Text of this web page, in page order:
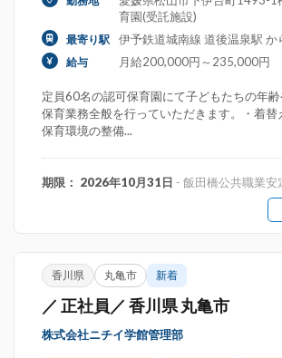
育園(受託施設)
最寄り駅 伊予鉄道城南線 道後温泉駅 か
給与 月給200,000円～235,000円
定員60名の認可保育園にて子どもたちの年
保育業務全般を行っていただきます。・着替
保育環境の整備...
期限： 2026年10月31日 - 飯田橋公共職業安
香川県 丸亀市 新着
／ 正社員／ 香川県 丸亀市
株式会社ニチイ学館管理部